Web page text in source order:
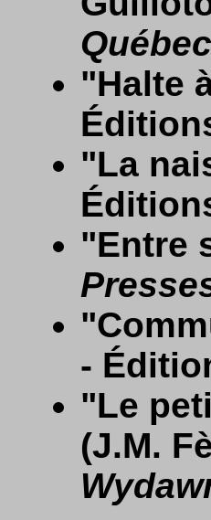
Québec
"Halte
"La
"Entre
-
"Le
(J.M.